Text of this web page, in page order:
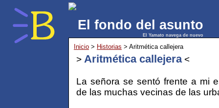
El fondo del asunto
El Yamato navega de nuevo
Inicio > Historias > Aritmética callejera
> Aritmética callejera<
La señora se sentó frente a mi
de las muchas vecinas de las